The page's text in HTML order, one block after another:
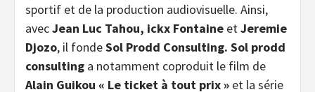
sportif et de la production audiovisuelle. Ainsi,
avecJean Luc Tahou, ickx Fontaine etJeremie
Djozo, il fondeSol Prodd Consulting. Sol prodd
consulting a notamment coproduit le film de
Alain Guikou « Le ticket à tout prix » et la série